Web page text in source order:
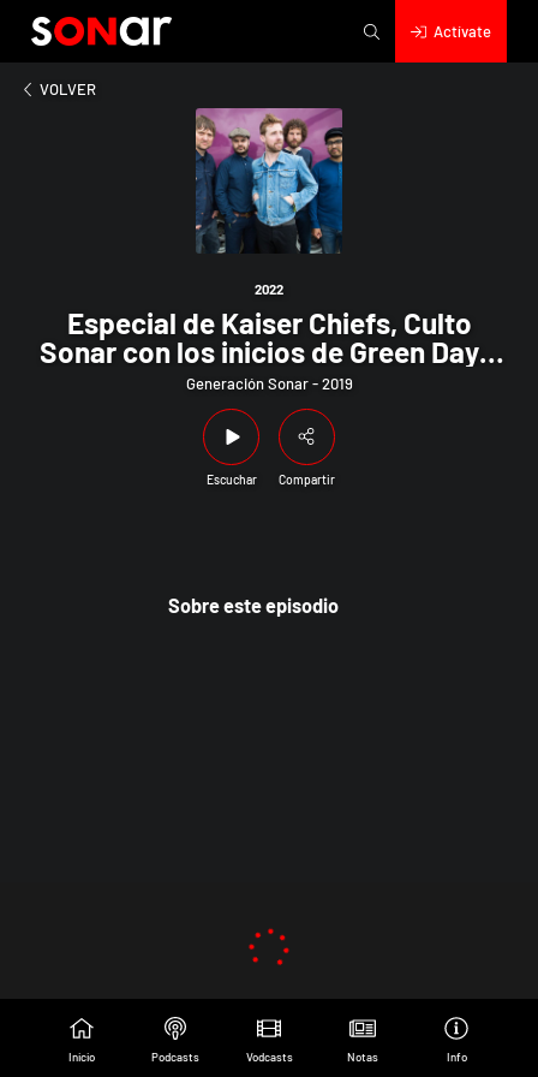
Actívate
VOLVER
2022
Especial de Kaiser Chiefs, Culto
Sonar con los inicios de Green Day y
Crónica Rojas con Jason Newsted y
su traumática salida de Metallica
Generación Sonar - 2019
Escuchar Compartir
2022
de Kaiser Chiefs, Culto Sonar con los inicios de Green Day y
Sobre este episodio
Inicio Podcasts Vodcasts Notas Info